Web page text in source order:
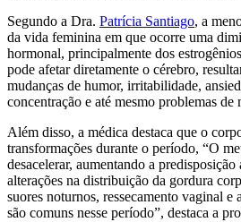
Segundo a Dra. Patrícia Santiago, a
da vida feminina em que ocorre uma
hormonal, principalmente dos
pode afetar diretamente o cérebro,
mudanças de humor, irritabilidade,
concentração e até mesmo problemas de
Além disso, a médica destaca que o
transformações durante o período, “O
desacelerar, aumentando a predisposição
alterações na distribuição da gordura
suores noturnos, ressecamento vaginal e
são comuns nesse período”, destaca a